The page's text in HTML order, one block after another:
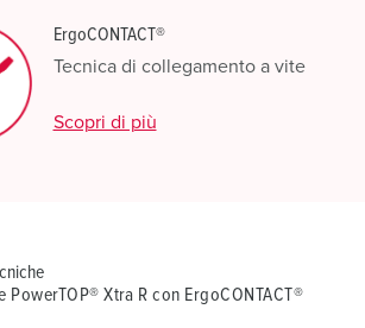
ErgoCONTACT®
Tecnica di collegamento a vite
Scopri di più
PowerTOP® Xtra R con ErgoCONTACT®